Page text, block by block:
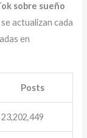
sobre sueño
actualizan cada
en
Posts
23,202,449